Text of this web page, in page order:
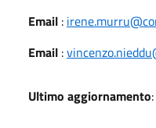
Email :
Email :
Ultimo aggiornamento